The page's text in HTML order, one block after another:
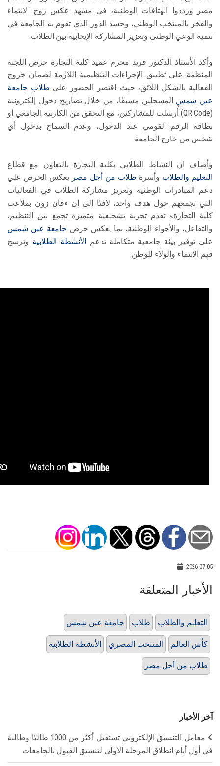
مصر ورددوا الهتافات الوطنية، في مشهد عكس روح الانتماء
والفخر بالمنتخب الوطني، وجسد الدور الذي تقوم به الجامعة في
تنمية الوعي الوطني وتعزيز المشاركة الإيجابية بين الطلاب.
وأكد الأستاذ الدكتور فريد محرم عميد كلية التجارة حرص اللجنة
المنظمة على تطبيق الإجراءات التنظيمية اللازمة لضمان خروج
الفعالية بالشكل اللائق، حيث اقتصر الحضور على طلاب جامعة
عين شمس المسجلين مسبقًا، من خلال تصاريح دخول إلكترونية
(QR Code) أُرسلت للمشاركين، مع التحقق من الكارنيه الجامعي أو
بطاقة الرقم القومي عند الدخول، وعدم السماح بدخول أي
شخص من خارج الجامعة.
وأضاف ان النشاط الطلابي بكلية التجارة بالتعاون مع قطاع
التعليم والطلاب وأسرة طلاب من أجل مصر يعكس الحرص علي
دعم المبادرات الوطنية وتعزيز مشاركة الطلاب في الفعاليات
التي تجمعهم حول هدف واحد، لافتًا إلى إن «فان زون بملاعب
كلية التجارة» تقدم تجربة تشجيعية متميزة تجمع بين التنظيم،
والتفاعل، والأجواء الوطنية، بما يعكس حرص جامعة عين شمس
على توفير بيئة جامعية متكاملة تدعم
الأنشطة الطلابية وترسخ
قيم الانتماء والولاء للوطن.
2026-07-05
الأخبار المتعلقة
جامعة عين شمس طلاب التعليم والطلاب
الأنشطة الطلابية المنتخب المصري كأس العالم
طلاب من أجل مصر
آخر الأخبار
معامل التنسيق الإلكتروني تستقبل أكثر من 1000 طالبًا وطالبة
في أول أيام انطلاق المرحلة الأولى لتنسيق القبول بالجامعات